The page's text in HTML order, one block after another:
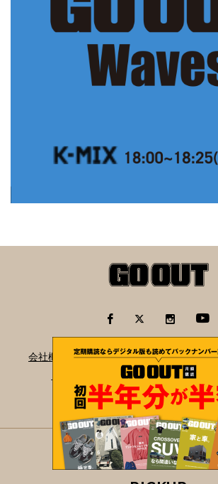
会社概要 お問い合わせ 広告掲載につ
プライバシーポリシー
当WEBサ
サイトマップ
NEWS